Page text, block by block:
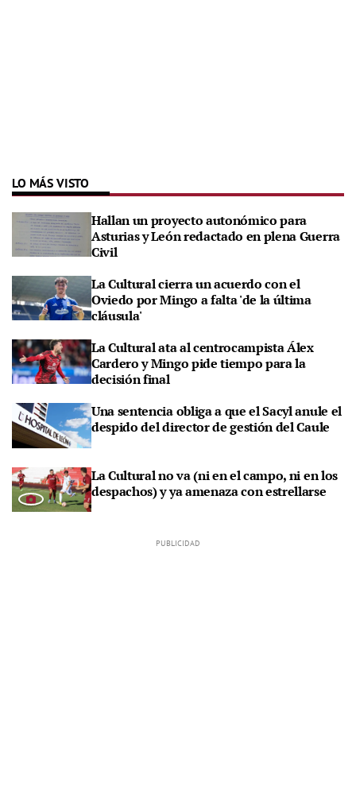
LO MÁS VISTO
Hallan un proyecto autonómico para
Asturias y León redactado en plena Guerra
Civil
La Cultural cierra un acuerdo con el
Oviedo por Mingo a falta 'de la última
cláusula'
La Cultural ata al centrocampista Álex
Cardero y Mingo pide tiempo para la
decisión final
Una sentencia obliga a que el Sacyl anule el
despido del director de gestión del Caule
La Cultural no va (ni en el campo, ni en los
despachos) y ya amenaza con estrellarse